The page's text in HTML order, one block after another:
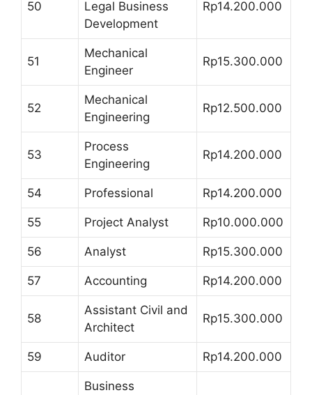
50
Legal Business
Development
Rp14.200.000
51
Mechanical
Engineer
Rp15.300.000
52
Mechanical
Engineering
Rp12.500.000
53
Process
Engineering
Rp14.200.000
54 Professional Rp14.200.000
55 Project Analyst Rp10.000.000
56 Analyst Rp15.300.000
57 Accounting Rp14.200.000
58
Assistant Civil and
Architect
Rp15.300.000
59 Auditor Rp14.200.000
Business